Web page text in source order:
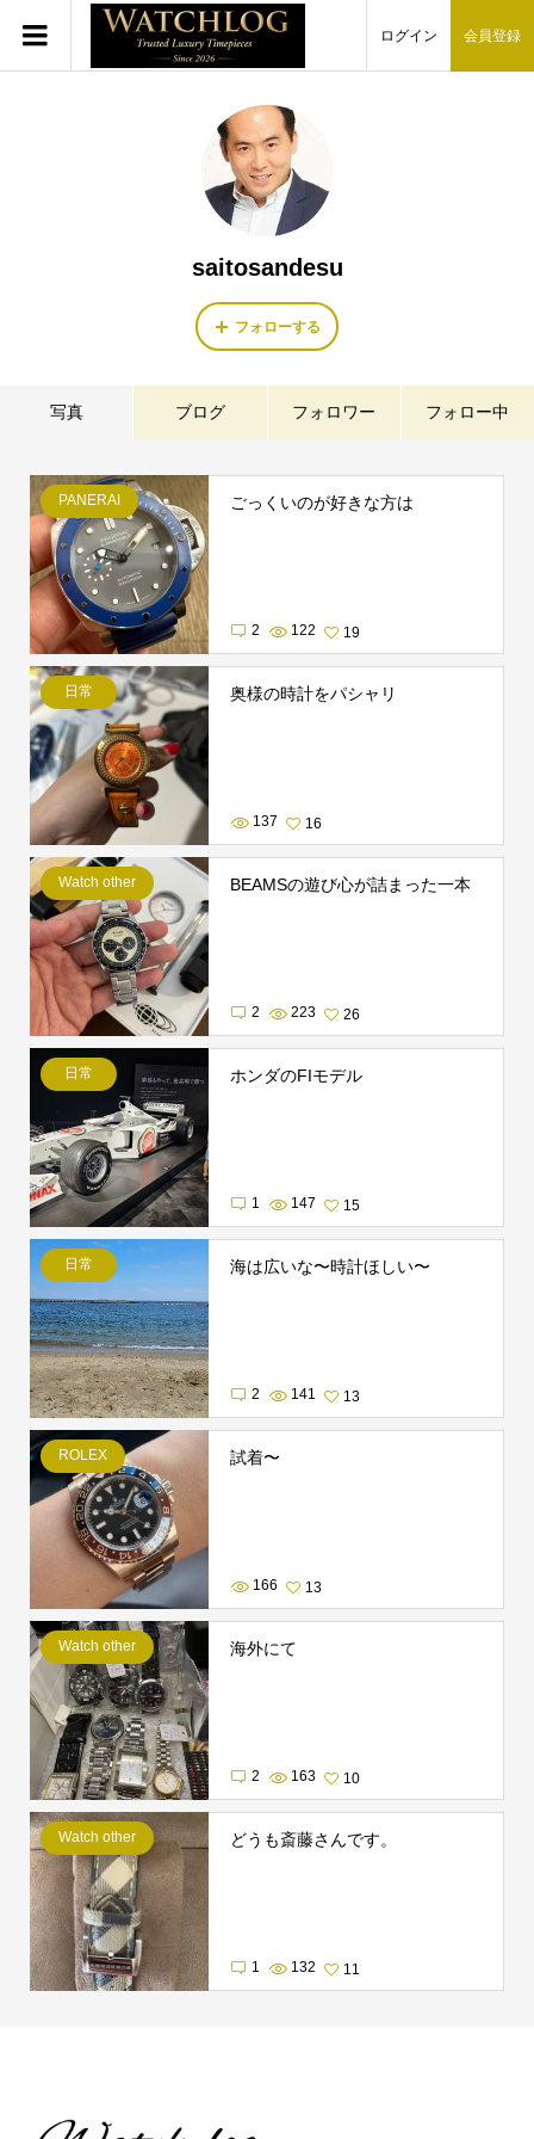
ログイン 会員登録
saitosandesu
フォローする
写真 ブログ フォロワー フォロー中
PANERAI ごっくいのが好きな方は
2 122 19
日常 奥様の時計をパシャリ
137 16
Watch other BEAMSの遊び心が詰まった一本
2 223 26
日常 ホンダのFIモデル
1 147 15
日常 海は広いな〜時計ほしい〜
2 141 13
ROLEX 試着〜
166 13
Watch other 海外にて
2 163 10
Watch other どうも斎藤さんです。
1 132 11